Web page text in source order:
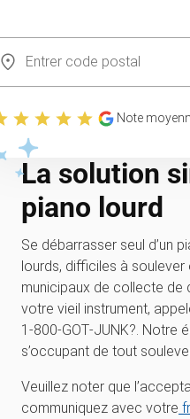
Note
La solution
piano lourd
Se débarrasser seul d’un
lourds, difficiles à
municipaux de collecte de
votre vieil instrument,
1‑800‑GOT‑JUNK?.
s’occupant de tout
Veuillez noter que
communiquez avec votre